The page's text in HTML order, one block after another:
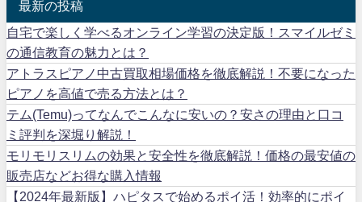
最新の投稿
自宅で楽しく学べるオンライン学習の決定版！スマイルゼミ
の通信教育の魅力とは？
アトラスピアノ中古買取相場価格を徹底解説！不要になった
ピアノを高値で売る方法とは？
テム(Temu)ってなんでこんなに安いの？安さの理由と口コ
ミ評判を深堀り解説！
モリモリスリムの効果と安全性を徹底解説！価格の最安値の
販売店などお得な購入情報
【2024年最新版】ハピタスで始めるポイ活！効率的にポイ